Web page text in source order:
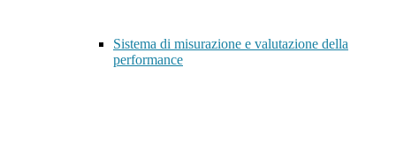
Sistema di misurazione e valutazione della
performance